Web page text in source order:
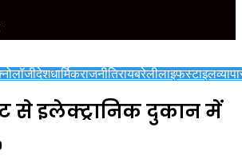
देशधार्मिकराजनीतिरायबरेलीलाइफस्टाइल
से इलेक्ट्रानिक दुकान में